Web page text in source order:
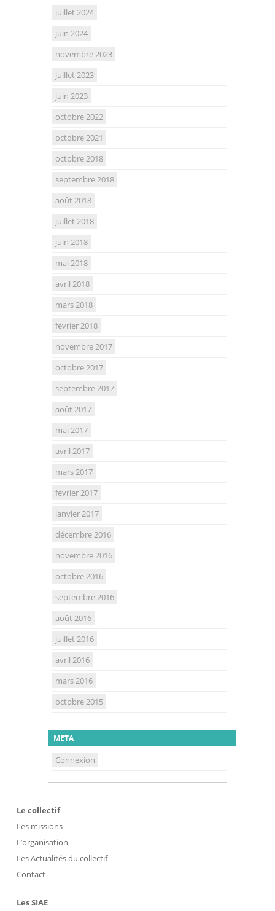
juillet 2024
juin 2024
novembre 2023
juillet 2023
juin 2023
octobre 2022
octobre 2021
octobre 2018
septembre 2018
août 2018
juillet 2018
juin 2018
mai 2018
avril 2018
mars 2018
février 2018
novembre 2017
octobre 2017
septembre 2017
août 2017
mai 2017
avril 2017
mars 2017
février 2017
janvier 2017
décembre 2016
novembre 2016
octobre 2016
septembre 2016
août 2016
juillet 2016
avril 2016
mars 2016
octobre 2015
META
Connexion
Le collectif
Les missions
L’organisation
Les Actualités du collectif
Contact
Les SIAE